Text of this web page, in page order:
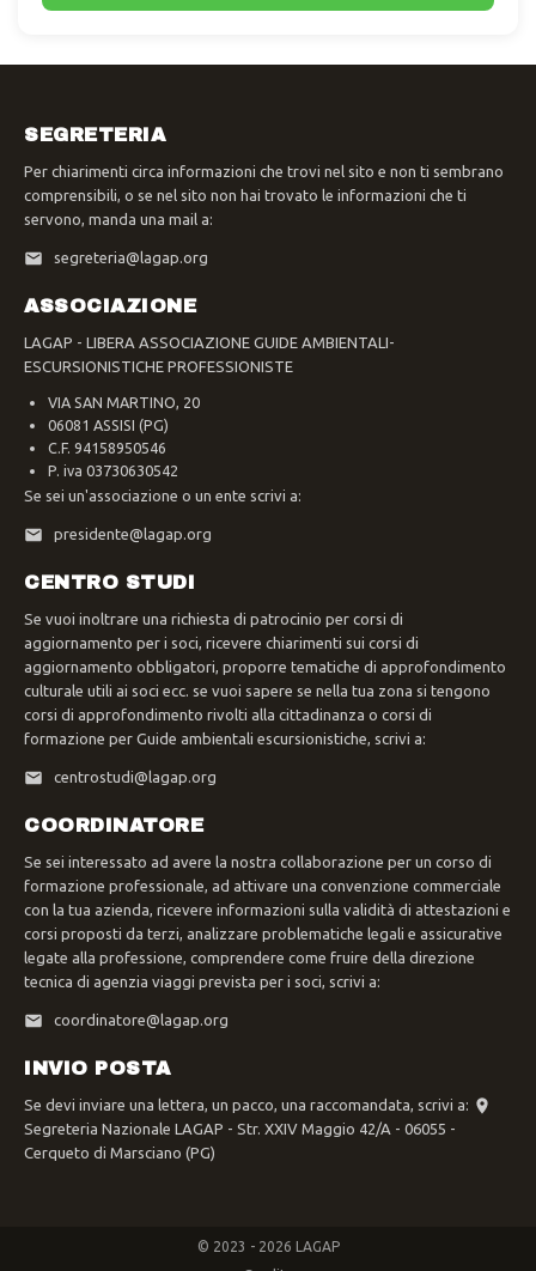
SEGRETERIA
Per chiarimenti circa informazioni che trovi nel sito e non ti sembrano
comprensibili, o se nel sito non hai trovato le informazioni che ti
servono, manda una mail a:
segreteria@lagap.org
ASSOCIAZIONE
LAGAP - LIBERA ASSOCIAZIONE GUIDE AMBIENTALI-
ESCURSIONISTICHE PROFESSIONISTE
VIA SAN MARTINO, 20
06081 ASSISI (PG)
C.F. 94158950546
P. iva 03730630542
Se sei un'associazione o un ente scrivi a:
presidente@lagap.org
CENTRO STUDI
Se vuoi inoltrare una richiesta di patrocinio per corsi di
aggiornamento per i soci, ricevere chiarimenti sui corsi di
aggiornamento obbligatori, proporre tematiche di approfondimento
culturale utili ai soci ecc. se vuoi sapere se nella tua zona si tengono
corsi di approfondimento rivolti alla cittadinanza o corsi di
formazione per Guide ambientali escursionistiche, scrivi a:
centrostudi@lagap.org
COORDINATORE
Se sei interessato ad avere la nostra collaborazione per un corso di
formazione professionale, ad attivare una convenzione commerciale
con la tua azienda, ricevere informazioni sulla validità di attestazioni e
corsi proposti da terzi, analizzare problematiche legali e assicurative
legate alla professione, comprendere come fruire della direzione
tecnica di agenzia viaggi prevista per i soci, scrivi a:
coordinatore@lagap.org
INVIO POSTA
Se devi inviare una lettera, un pacco, una raccomandata, scrivi a:
Segreteria Nazionale LAGAP - Str. XXIV Maggio 42/A - 06055 -
Cerqueto di Marsciano (PG)
© 2023 - 2026 LAGAP